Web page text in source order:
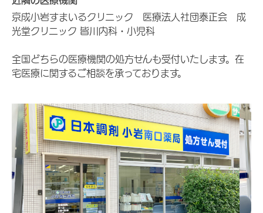
京成小岩すまいるクリニック 医療法人社団泰正会 成
光堂クリニック 皆川内科・小児科
全国どちらの医療機関の処方せんも受付いたします。在
宅医療に関するご相談を承っております。